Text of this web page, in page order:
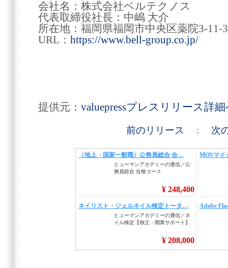
会社名：株式会社ベルテクノス
代表取締役社長：中嶋 大介
所在地：福岡県福岡市中央区薬院3-11-
URL： https://www.bell-group.co.jp/
提供元： valuepressプレスリリース詳
前のリリース : 次